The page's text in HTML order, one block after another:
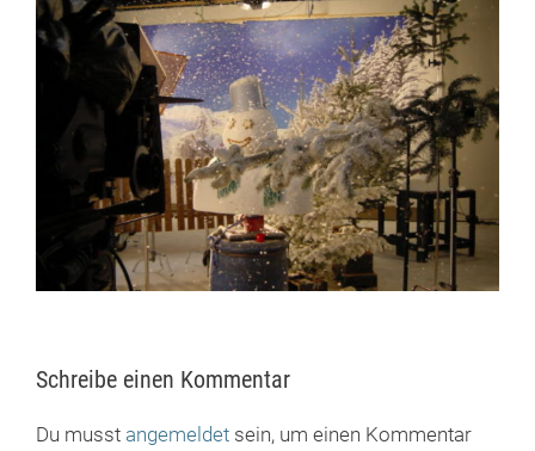
Schreibe einen Kommentar
Du musst angemeldet sein, um einen Kommentar